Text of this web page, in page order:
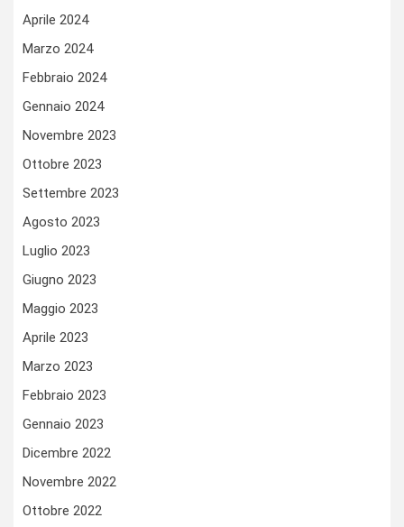
Aprile 2024
Marzo 2024
Febbraio 2024
Gennaio 2024
Novembre 2023
Ottobre 2023
Settembre 2023
Agosto 2023
Luglio 2023
Giugno 2023
Maggio 2023
Aprile 2023
Marzo 2023
Febbraio 2023
Gennaio 2023
Dicembre 2022
Novembre 2022
Ottobre 2022